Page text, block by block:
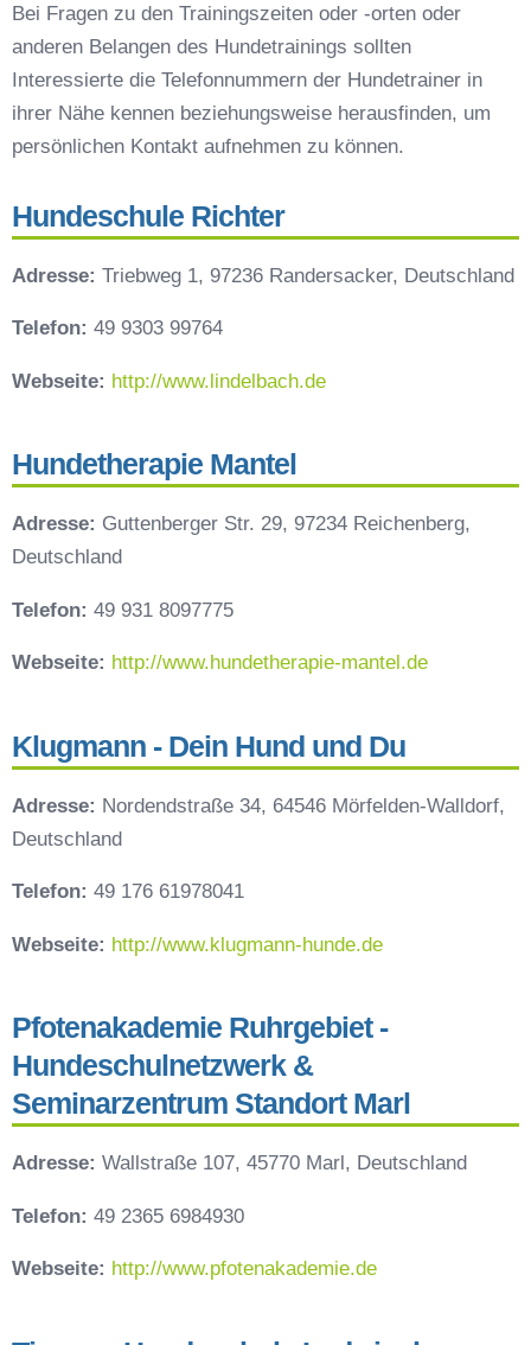
Bei Fragen zu den Trainingszeiten oder -orten oder
anderen Belangen des Hundetrainings sollten
Interessierte die Telefonnummern der Hundetrainer in
ihrer Nähe kennen beziehungsweise herausfinden, um
persönlichen Kontakt aufnehmen zu können.
Hundeschule Richter
Adresse: Triebweg 1, 97236 Randersacker, Deutschland
Telefon: 49 9303 99764
Webseite: http://www.lindelbach.de
Hundetherapie Mantel
Adresse: Guttenberger Str. 29, 97234 Reichenberg,
Deutschland
Telefon: 49 931 8097775
Webseite: http://www.hundetherapie-mantel.de
Klugmann - Dein Hund und Du
Adresse: Nordendstraße 34, 64546 Mörfelden-Walldorf,
Deutschland
Telefon: 49 176 61978041
Webseite: http://www.klugmann-hunde.de
Pfotenakademie Ruhrgebiet -
Hundeschulnetzwerk &
Seminarzentrum Standort Marl
Adresse: Wallstraße 107, 45770 Marl, Deutschland
Telefon: 49 2365 6984930
Webseite: http://www.pfotenakademie.de